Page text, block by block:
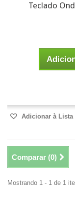
Teclado
Adicionar à Lista
Comparar (0)
Mostrando 1 - 1 de 1